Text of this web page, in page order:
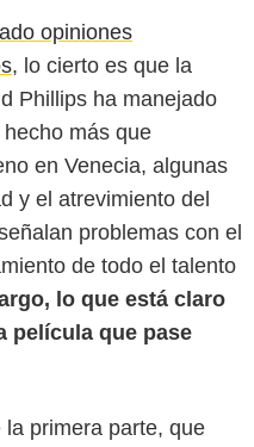
opiniones
, lo cierto es que la
Phillips ha manejado
más que
en Venecia, algunas
y el atrevimiento del
problemas con el
de todo el talento
lo que está claro
película que pase
primera parte, que